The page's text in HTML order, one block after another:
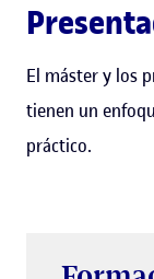
El máster y los
tienen un
práctico.